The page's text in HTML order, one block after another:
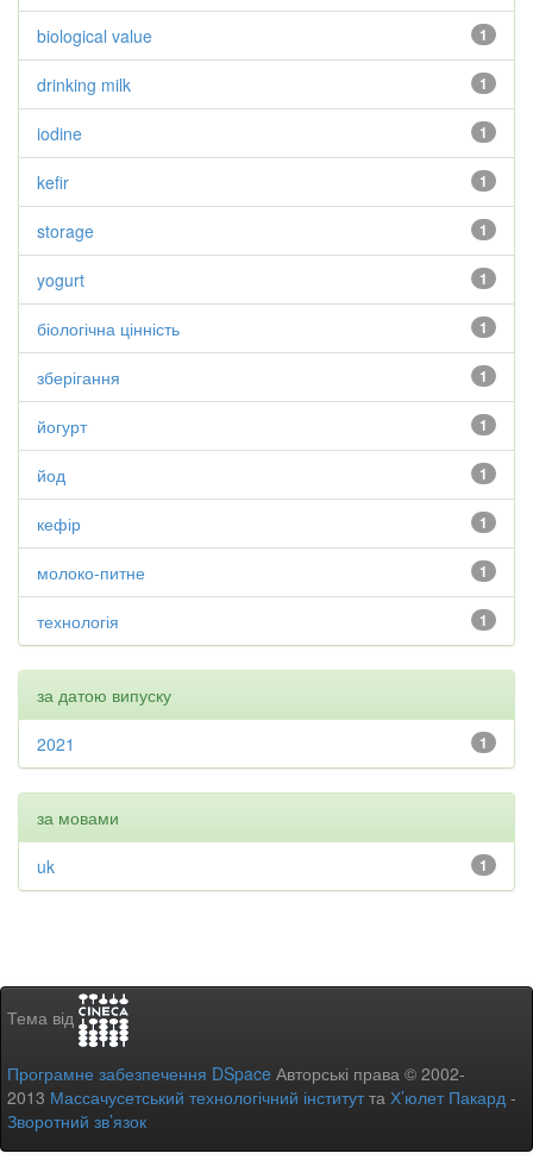
1
biological value
1
drinking milk
1
iodine
1
kefir
1
storage
1
yogurt
1
біологічна цінність
1
зберігання
1
йогурт
1
йод
1
кефір
1
молоко-питне
1
технологія
за датою випуску
1
2021
за мовами
1
uk
Тема від
Програмне забезпечення DSpace Авторські права © 2002-
2013 Массачусетський технологічний інститутта Х’юлет Пакард -
Зворотний зв’язок